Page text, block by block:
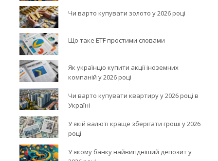
Чи варто купувати золото у 2026 році
Що таке ETF простими словами
Як українцю купити акції іноземних
компаній у 2026 році
Чи варто купувати квартиру у 2026 році в
Україні
У якій валюті краще зберігати гроші у 2026
році
У якому банку найвигідніший депозит у